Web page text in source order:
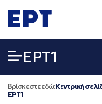
σε
περιεχόμενο
EΡΤ1
Βρίσκεστε εδώ:Κεντρική
EΡΤ1